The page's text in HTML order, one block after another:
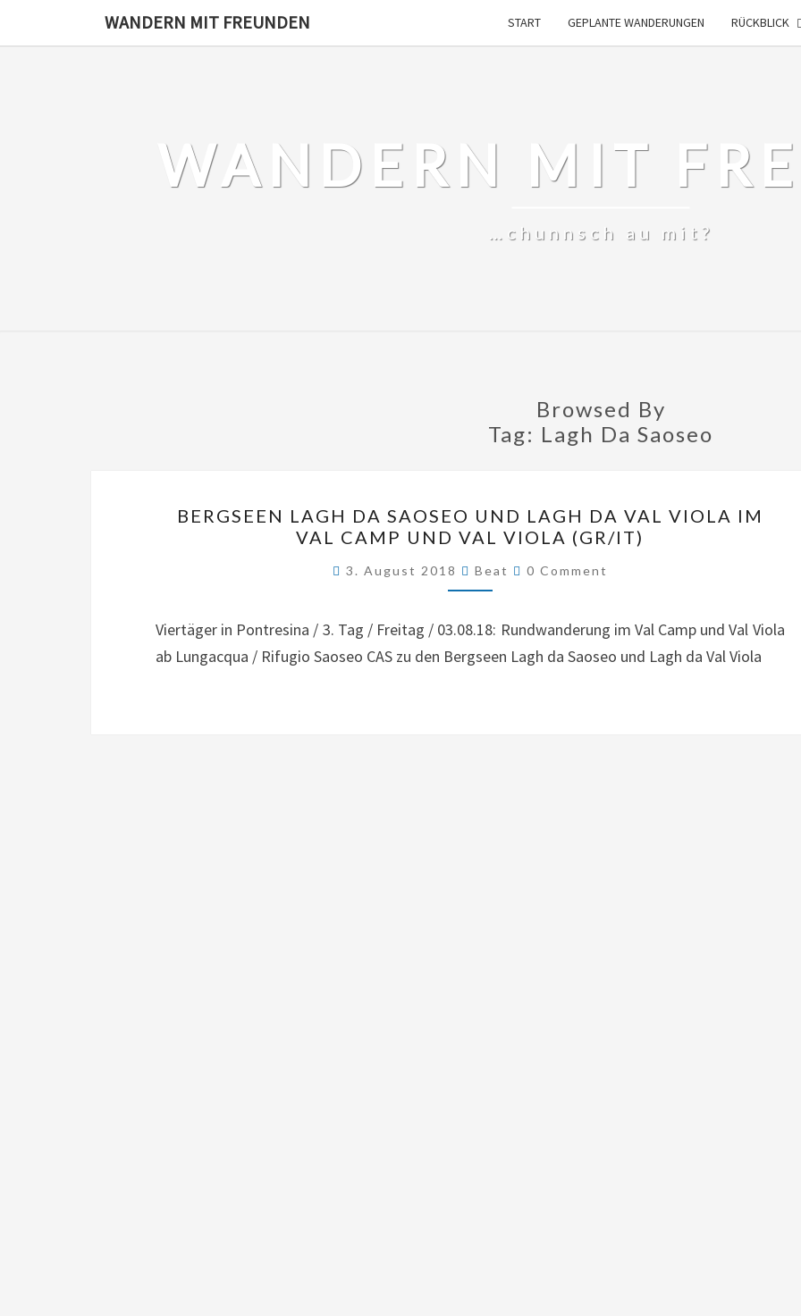
WANDERN MIT FREUNDEN START GEPLANTE WANDERUNGEN RÜCKBLICK
WANDERN MIT
…chunnsch au mit?
Browsed By
Tag: Lagh Da Saoseo
LAGH
SAOSEO
LAGH
DA
BERGSEEN LAGH DA SAOSEO UND LAGH DA VAL VIOLA IM
VAL CAMP UND VAL VIOLA (GR/IT)
3. August 2018 Beat Comments
0 Comment
Viertäger in Pontresina / 3. Tag / Freitag / 03.08.18: Rundwanderung im Val Camp und Val Viola
ab Lungacqua / Rifugio Saoseo CAS zu den Bergseen Lagh da Saoseo und Lagh da Val Viola